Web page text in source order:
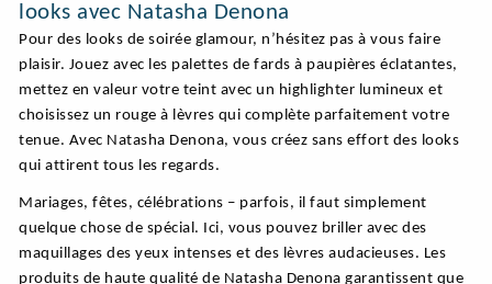
looks avec Natasha Denona
Pour des looks de soirée glamour, n’hésitez pas à vous faire
plaisir. Jouez avec les palettes de fards à paupières éclatantes,
mettez en valeur votre teint avec un highlighter lumineux et
choisissez un rouge à lèvres qui complète parfaitement votre
tenue. Avec Natasha Denona, vous créez sans effort des looks
qui attirent tous les regards.
Mariages, fêtes, célébrations – parfois, il faut simplement
quelque chose de spécial. Ici, vous pouvez briller avec des
maquillages des yeux intenses et des lèvres audacieuses. Les
produits de haute qualité de Natasha Denona garantissent que